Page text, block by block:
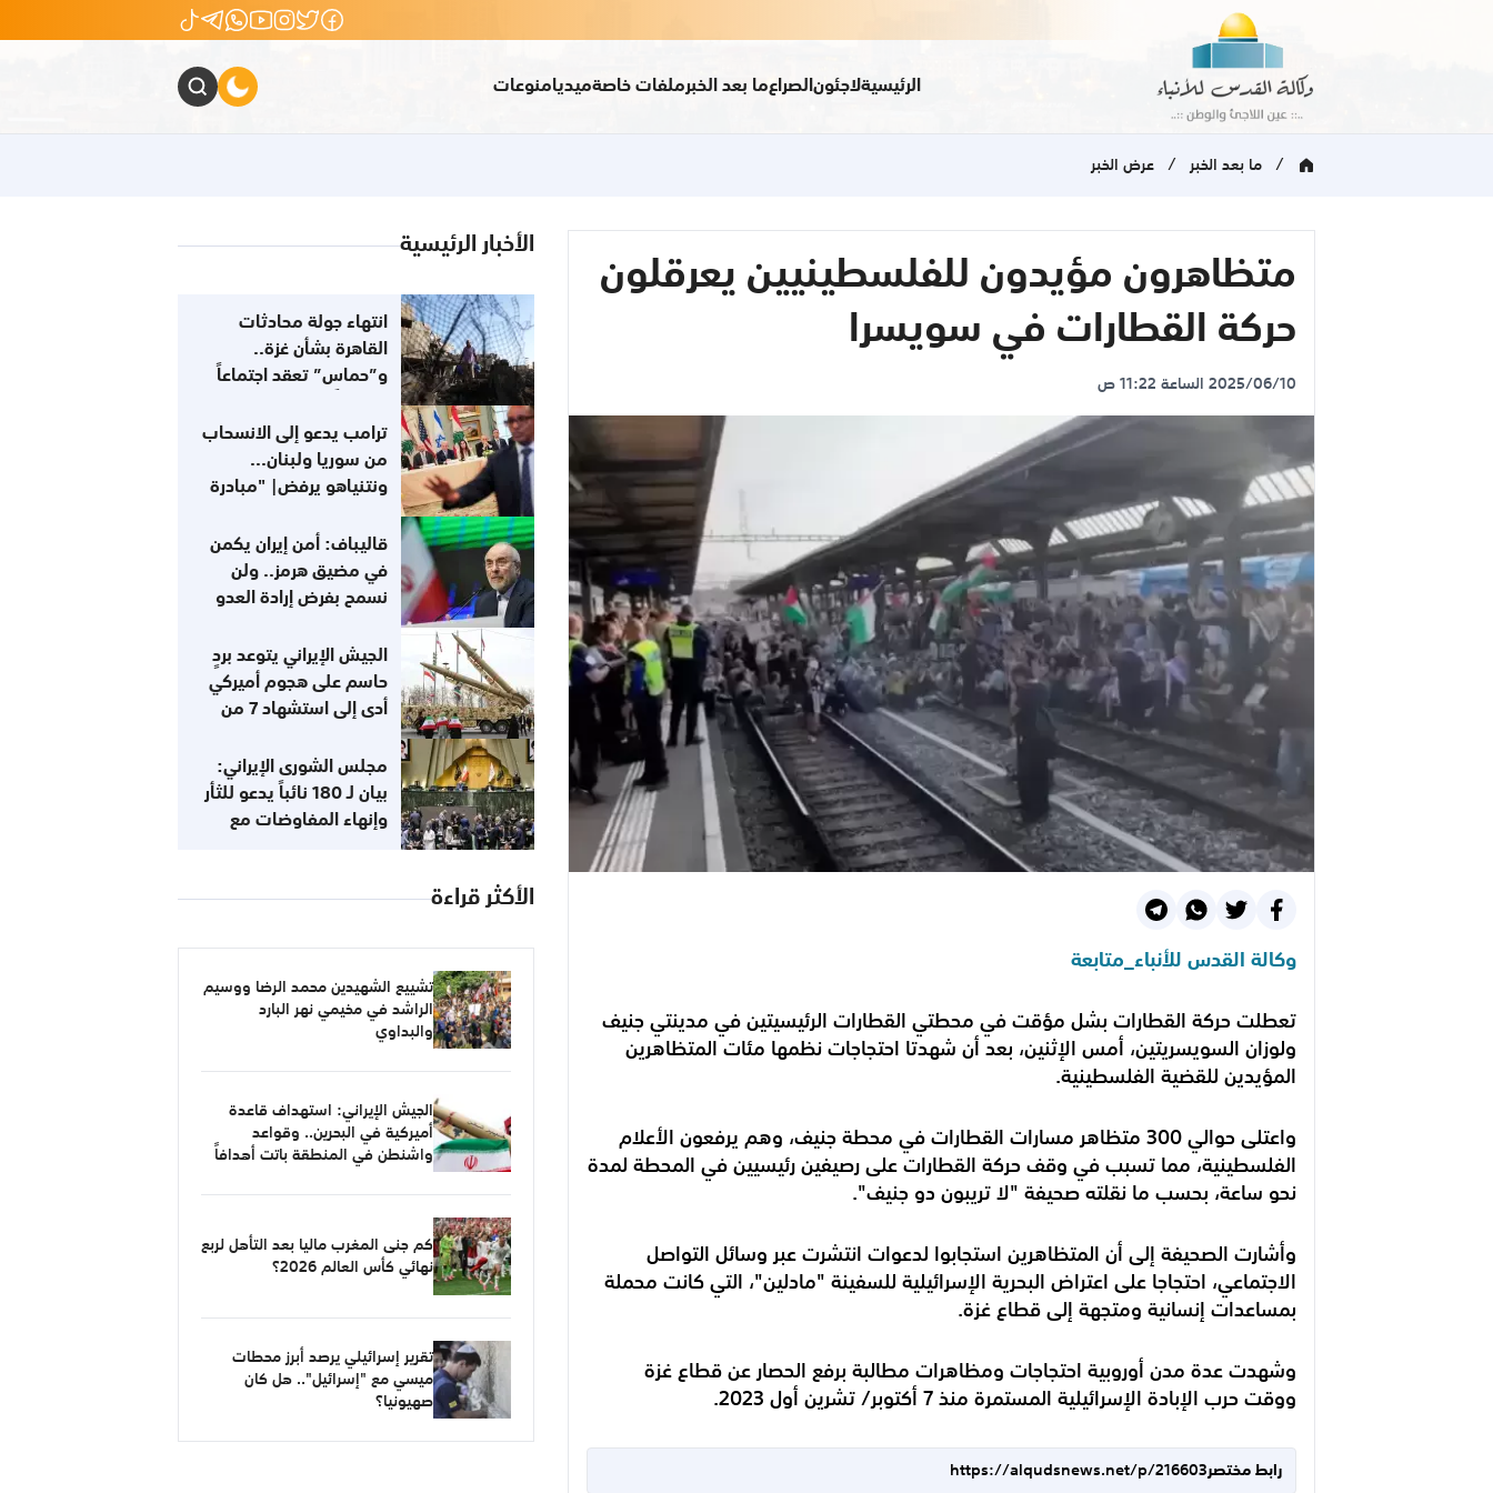
الرئيسيةلاجئون الصراعما بعد الخبرملفات خاصةميديامنوعات
/ ما بعد الخبر / عرض الخبر
متظاهرون مؤيدون للفلسطينيين يعرقلون
حركة القطارات في سويسرا
2025/06/10 الساعة 11:22 ص
وكالة القدس للأنباء_متابعة
تعطلت حركة القطارات بشل مؤقت في محطتي القطارات الرئيسيتين في مدينتي جنيف
ولوزان السويسريتين، أمس الإثنين، بعد أن شهدتا احتجاجات نظمها مئات المتظاهرين
المؤيدين للقضية الفلسطينية.
واعتلى حوالي 300 متظاهر مسارات القطارات في محطة جنيف، وهم يرفعون الأعلام
الفلسطينية، مما تسبب في وقف حركة القطارات على رصيفين رئيسيين في المحطة لمدة
نحو ساعة، بحسب ما نقلته صحيفة "لا تريبون دو جنيف".
وأشارت الصحيفة إلى أن المتظاهرين استجابوا لدعوات انتشرت عبر وسائل التواصل
الاجتماعي، احتجاجا على اعتراض البحرية الإسرائيلية للسفينة "مادلين"، التي كانت محملة
بمساعدات إنسانية ومتجهة إلى قطاع غزة.
وشهدت عدة مدن أوروبية احتجاجات ومظاهرات مطالبة برفع الحصار عن قطاع غزة
ووقت حرب الإبادة الإسرائيلية المستمرة منذ 7 أكتوبر/ تشرين أول 2023.
رابط مختصرhttps://alqudsnews.net/p/216603
الأخبار الرئيسية
انتهاء جولة محادثات
القاهرة بشأن غزة..
و”حماس” تعقد اجتماعاً
إسطنبول
ترامب يدعو إلى الانسحاب
من سوريا ولبنان...
ونتنياهو يرفض| "مبادرة
لاحتواء قوى المقاومة
قاليباف: أمن إيران يكمن
في مضيق هرمز.. ولن
نسمح بفرض إرادة العدو
الجيش الإيراني يتوعد بردٍ
حاسم على هجوم أميركي
أدى إلى استشهاد 7 من
مجلس الشورى الإيراني:
بيان لـ 180 نائباً يدعو للثأر
وإنهاء المفاوضات مع
الأكثر قراءة
تشييع الشهيدين محمد الرضا ووسيم
الراشد في مخيمي نهر البارد
والبداوي
الجيش الإيراني: استهداف قاعدة
أميركية في البحرين.. وقواعد
واشنطن في المنطقة باتت أهدافاً
كم جنى المغرب ماليا بعد التأهل لربع
نهائي كأس العالم 2026؟
تقرير إسرائيلي يرصد أبرز محطات
ميسي مع "إسرائيل".. هل كان
صهيونيا؟